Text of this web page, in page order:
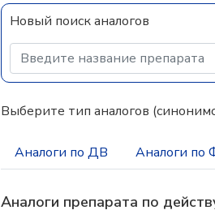
Новый поиск аналогов
Выберите тип аналогов
Аналоги по ДВ Аналоги по
Аналоги препарата по